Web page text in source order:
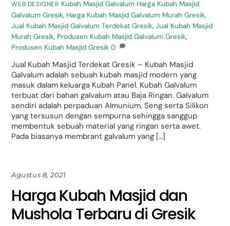
WEB DESIGNER Kubah Masjid Galvalum Harga Kubah Masjid
Galvalum Gresik, Harga Kubah Masjid Galvalum Murah Gresik,
Jual Kubah Masjid Galvalum Terdekat Gresik,Jual Kubah Masjid
Murah Gresik, Produsen Kubah Masjid Galvalum Gresik,
Produsen Kubah Masjid Gresik 0
Jual Kubah Masjid Terdekat Gresik – Kubah Masjid
Galvalum adalah sebuah kubah masjid modern yang
masuk dalam keluarga Kubah Panel. Kubah Galvalum
terbuat dari bahan galvalum atau Baja Ringan. Galvalum
sendiri adalah perpaduan Almunium, Seng serta Silikon
yang tersusun dengan sempurna sehingga sanggup
membentuk sebuah material yang ringan serta awet.
Pada biasanya membrant galvalum yang […]
Agustus 8, 2021
Harga Kubah Masjid dan
Mushola Terbaru di Gresik